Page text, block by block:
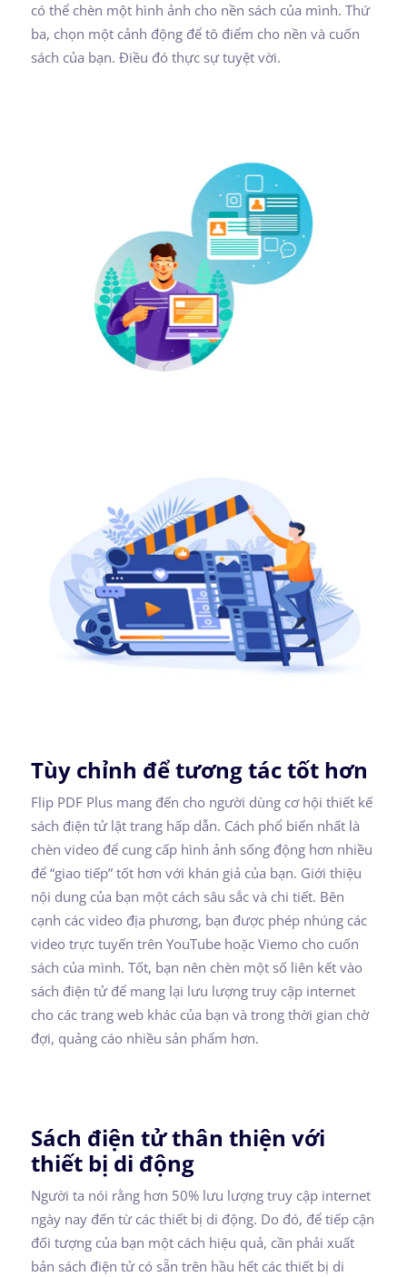
có thể chèn một hình ảnh cho nền sách của mình. Thứ
ba, chọn một cảnh động để tô điểm cho nền và cuốn
sách của bạn. Điều đó thực sự tuyệt vời.
Tùy chỉnh để tương tác tốt hơn
Flip PDF Plus mang đến cho người dùng cơ hội thiết kế
sách điện tử lật trang hấp dẫn. Cách phổ biến nhất là
chèn video để cung cấp hình ảnh sống động hơn nhiều
để “giao tiếp” tốt hơn với khán giả của bạn. Giới thiệu
nội dung của bạn một cách sâu sắc và chi tiết. Bên
cạnh các video địa phương, bạn được phép nhúng các
video trực tuyến trên YouTube hoặc Viemo cho cuốn
sách của mình. Tốt, bạn nên chèn một số liên kết vào
sách điện tử để mang lại lưu lượng truy cập internet
cho các trang web khác của bạn và trong thời gian chờ
đợi, quảng cáo nhiều sản phẩm hơn.
Sách điện tử thân thiện với
thiết bị di động
Người ta nói rằng hơn 50% lưu lượng truy cập internet
ngày nay đến từ các thiết bị di động. Do đó, để tiếp cận
đối tượng của bạn một cách hiệu quả, cần phải xuất
bản sách điện tử có sẵn trên hầu hết các thiết bị di